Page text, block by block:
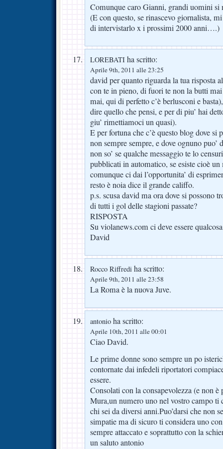
Comunque caro Gianni, grandi uomini
(E con questo, se rinascevo giornalista,
di intervistarlo x i prossimi 2000 anni….)
LOREBATI ha scritto:
Aprile 9th, 2011 alle 23:25
david per quanto riguarda la tua risposta
con te in pieno, di fuori te non la butti
mai, qui di perfetto c’è berlusconi e
dire quello che pensi, e per di piu’ hai
giu’ rimettiamoci un quasi).
E per fortuna che c’è questo blog dove si
non sempre sempre, e dove ognuno
non so’ se qualche messaggio te lo
pubblicati in automatico, se esiste cioè
comunque ci dai l’opportunita’ di
resto è noia dice il grande califfo.
p.s. scusa david ma ora dove si possono
di tutti i gol delle stagioni passate?
RISPOSTA
Su violanews.com ci deve essere
David
Rocco Riffredi ha scritto:
Aprile 9th, 2011 alle 23:58
La Roma è la nuova Juve.
antonio ha scritto:
Aprile 10th, 2011 alle 00:01
Ciao David.
Le prime donne sono sempre un po
contornate dai infedeli riportatori
essere.
Consolati con la consapevolezza (e non
Mura,un numero uno nel vostro campo ti
chi sei da diversi anni.Puo’darsi che non
simpatie ma di sicuro ti considera uno
sempre attaccato e soprattutto con la
un saluto antonio